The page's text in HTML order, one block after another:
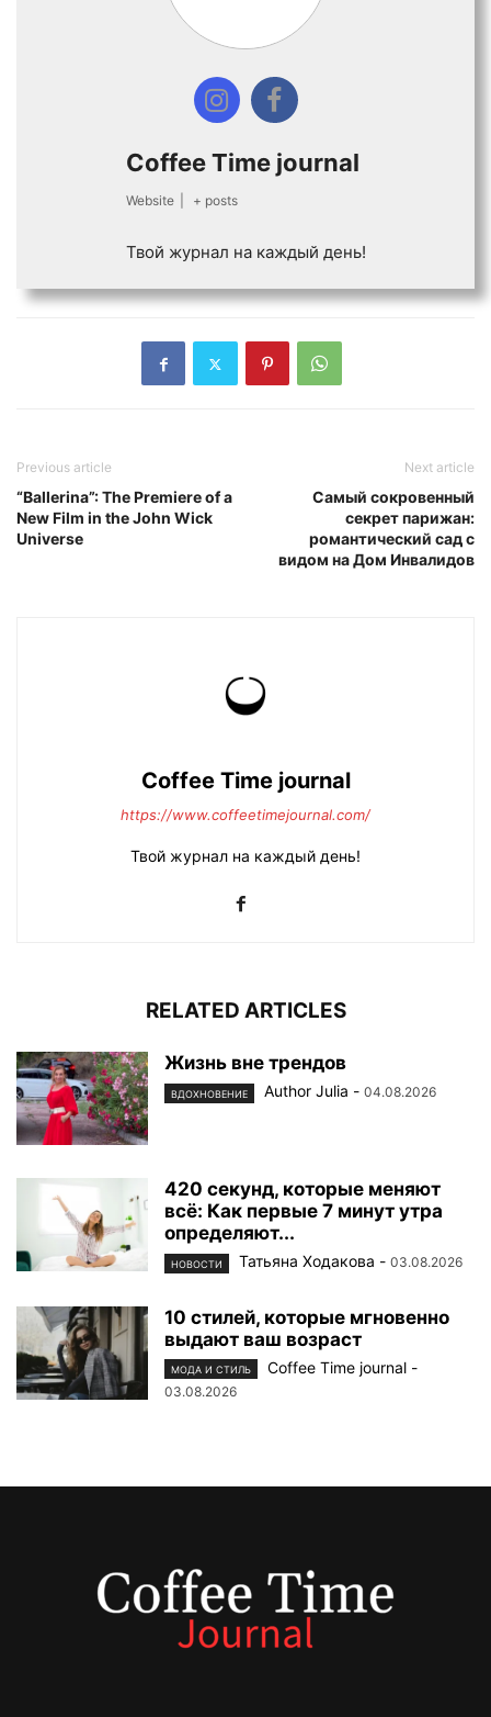
Coffee Time journal
Website + posts
Твой журнал на каждый день!
Previous article
“Ballerina”: The Premiere of a
New Film in the John Wick
Universe
Next article
Самый сокровенный
секрет парижан:
романтический сад с
видом на Дом Инвалидов
Coffee Time journal
https://www.coffeetimejournal.com/
Твой журнал на каждый день!
RELATED ARTICLES
Жизнь вне трендов
ВДОХНОВЕНИЕ Author Julia - 04.08.2026
420 секунд, которые меняют
всё: Как первые 7 минут утра
определяют...
НОВОСТИ Татьяна Ходакова - 03.08.2026
10 стилей, которые мгновенно
выдают ваш возраст
МОДА И СТИЛЬ Coffee Time journal -
03.08.2026